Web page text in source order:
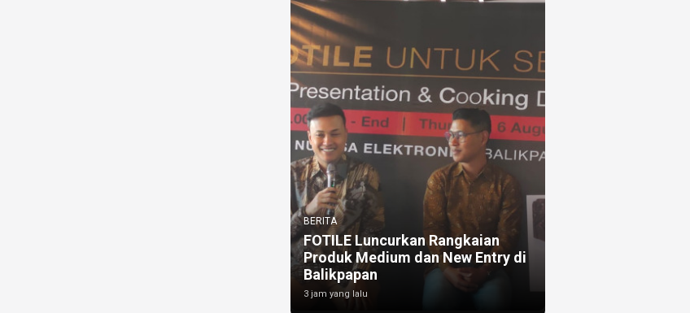
BERITA
FOTILE Luncurkan Rangkaian
Produk Medium dan New Entry di
Balikpapan
3 jam yang lalu